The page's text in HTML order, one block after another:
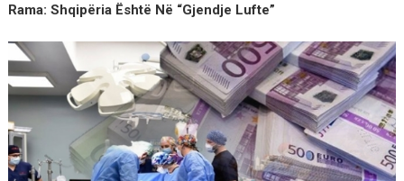
Rama: Shqipëria Është Në “gjendje Lufte”